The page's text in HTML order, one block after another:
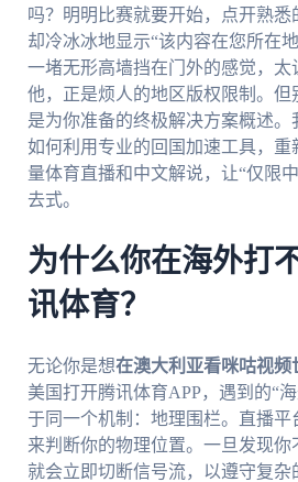
吗？明明比赛就要开始，点开熟悉
却冷冰冰地显示“该内容在您所在
一堵无形高墙挡在门外的感觉，太
他，正是烦人的地区版权限制。但
是为你准备的终极解决方案概述。
如何利用专业的回国加速工具，重
量体育直播和中文解说，让“仅限
去式。
为什么你在海外打
讯体育？
无论你是想在澳大利亚看咪咕视频
美国打开腾讯体育APP，遇到的“
于同一个机制：地理围栏。直播平
来判断你的物理位置。一旦发现你
就会立即切断信号流，以遵守复杂